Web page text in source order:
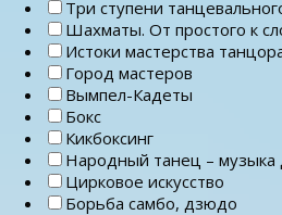
Три ступени
Шахматы. От простого к
Истоки мастерства
Город мастеров
Вымпел-Кадеты
Бокс
Кикбоксинг
Народный танец –
Цирковое искусство
Борьба самбо, дзюдо